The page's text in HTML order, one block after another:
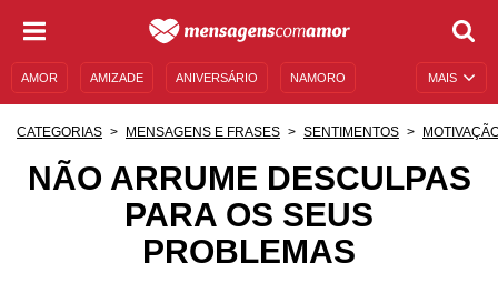
MAIS
AMOR AMIZADE ANIVERSÁRIO NAMORO
UNIVERSO FEMININO
MENSAGENS E FRASES MENSAGENS DE ANIVERSÁRIO
FAMOSOS BÍBLIA
CATEGORIAS MENSAGENS E FRASES SENTIMENTOS
NÃO ARRUME DESCULPAS
PARA OS SEUS
PROBLEMAS